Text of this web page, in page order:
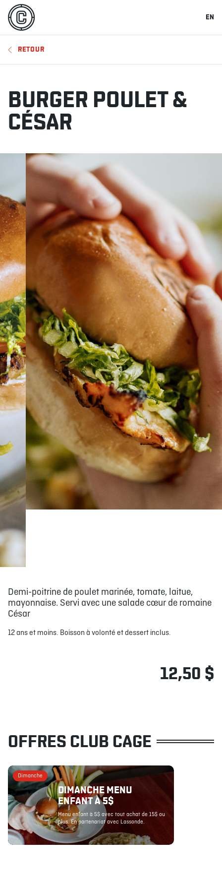
EN
RETOUR
BURGER POULET &
CÉSAR
Demi-poitrine de poulet marinée, tomate, laitue,
mayonnaise. Servi avec une salade cœur de romaine
César
12 ans et moins. Boisson à volonté et dessert inclus.
12,50 $
OFFRES CLUB CAGE
Dimanche
DIMANCHE MENU
ENFANT À 5$
Menu enfant à 5$ avec tout achat de 15$ ou
plus. En partenariat avec Lassonde.